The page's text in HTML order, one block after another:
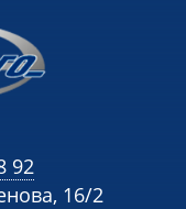
92
16/2